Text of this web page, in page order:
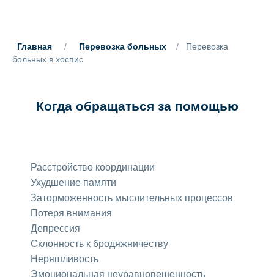
Главная / Перевозка больных /
Перевозка
больных в хоспис
Когда обращаться за помощью
Расстройство координации
Ухудшение памяти
Заторможенность мыслительных процессов
Потеря внимания
Депрессия
Склонность к бродяжничеству
Неряшливость
Эмоциональная неуравновешенность